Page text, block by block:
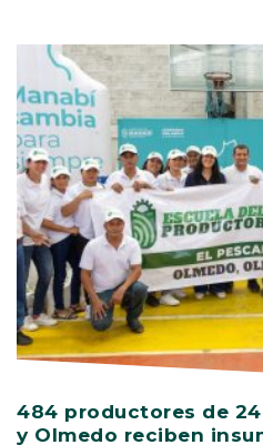
484 productores de
y Olmedo reciben